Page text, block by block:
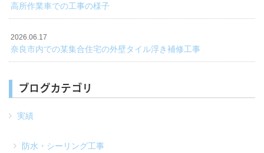
高所作業車での工事の様子
2026.06.17
奈良市内での某集合住宅の外壁タイル浮き補修工事
ブログカテゴリ
実績
防水・シーリング工事